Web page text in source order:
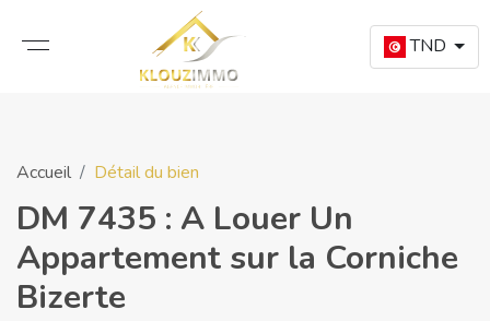
TND
Accueil Détail du bien
DM 7435 : A Louer Un
Appartement sur la Corniche
Bizerte